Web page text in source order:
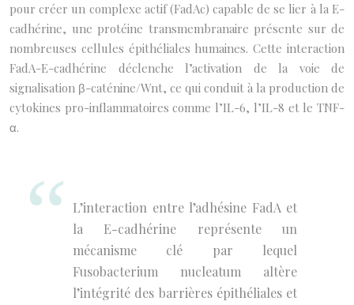
pour créer un complexe actif (FadAc) capable de se lier à la E-
cadhérine, une protéine transmembranaire présente sur de
nombreuses cellules épithéliales humaines. Cette interaction
FadA-E-cadhérine déclenche l’activation de la voie de
signalisation β-caténine/Wnt, ce qui conduit à la production de
cytokines pro-inflammatoires comme l’IL-6, l’IL-8 et le TNF-
α.
L’interaction entre l’adhésine FadA et
la E-cadhérine représente un
mécanisme clé par lequel
Fusobacterium nucleatum altère
l’intégrité des barrières épithéliales et